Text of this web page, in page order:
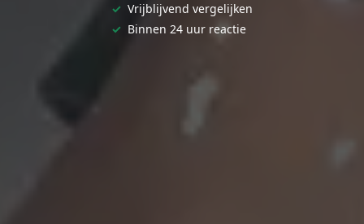
✓ Vrijblijvend vergelijken
✓ Binnen 24 uur reactie